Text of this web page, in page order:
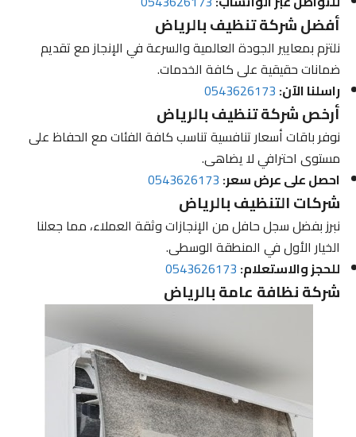
أفضل شركة تنظيف بالرياض
نلتزم بمعايير الجودة العالمية والسرعة في الإنجاز مع تقديم
ضمانات حقيقية على كافة الخدمات.
راسلنا الآن:0543626173
أرخص شركة تنظيف بالرياض
نوفر باقات أسعار تنافسية تناسب كافة الفئات مع الحفاظ على
مستوى احترافي لا يضاهى.
احصل على عرض سعر:0543626173
شركات التنظيف بالرياض
نبرز بفضل سجل حافل من الإنجازات وثقة العملاء، مما جعلنا
الخيار الأول في المنطقة الوسطى.
للحجز والاستعلام: 0543626173
شركة نظافة عامة بالرياض